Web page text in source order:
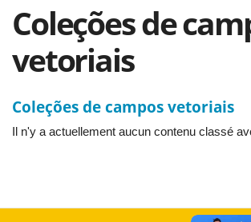
Coleções de
vetoriais
Coleções de campos vetoriais
Il n'y a actuellement aucun contenu classé